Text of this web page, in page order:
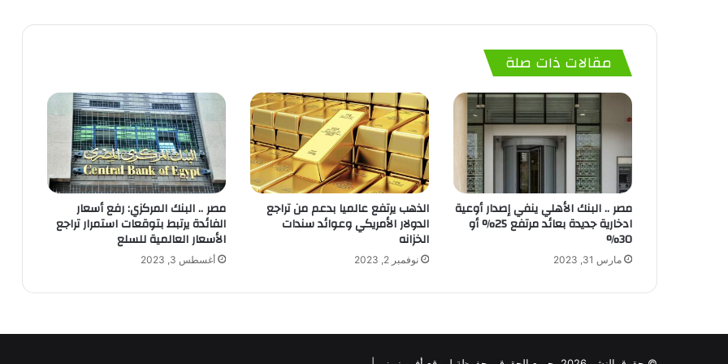
مقالات ذات صلة
مصر .. البنك الأهلي ينفي إصدار أوعية
ادخارية جديدة بعائد مرتفع 25% أو
30%
مارس 31, 2023
الذهب يرتفع عالميا بدعم من تراجع
الدولار الأمريكي وعوائد سندات
الخزانه
نوفمبر 2, 2023
مصر .. البنك المركزي: رفع أسعار
الفائدة يرتبط بتوقعات استمرار تراجع
الأسعار العالمية للسلع
أغسطس 3, 2023